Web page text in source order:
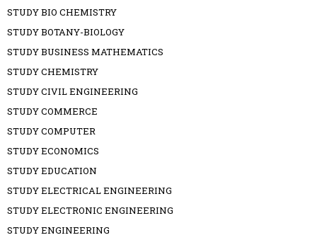
STUDY BIO CHEMISTRY
STUDY BOTANY-BIOLOGY
STUDY BUSINESS MATHEMATICS
STUDY CHEMISTRY
STUDY CIVIL ENGINEERING
STUDY COMMERCE
STUDY COMPUTER
STUDY ECONOMICS
STUDY EDUCATION
STUDY ELECTRICAL ENGINEERING
STUDY ELECTRONIC ENGINEERING
STUDY ENGINEERING